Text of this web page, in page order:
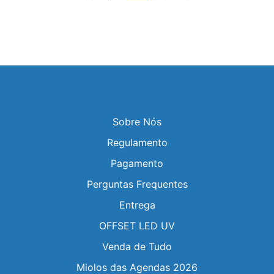
Sobre Nós
Regulamento
Pagamento
Perguntas Frequentes
Entrega
OFFSET LED UV
Venda de Tudo
Miolos das Agendas 2026